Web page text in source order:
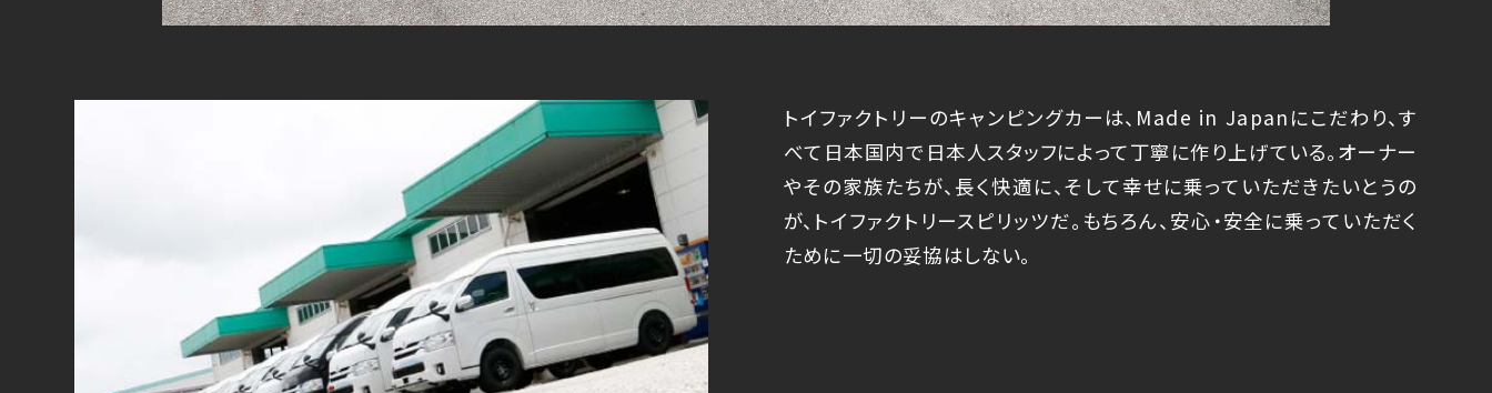
トイファクトリーのキャンピングカーは、Made in Japanにこだわり、す
べて日本国内で日本人スタッフによって丁寧に作り上げている。オーナー
やその家族たちが、長く快適に、そして幸せに乗っていただきたいとうの
が、トイファクトリースピリッツだ。もちろん、安心・安全に乗っていただく
ために一切の妥協はしない。